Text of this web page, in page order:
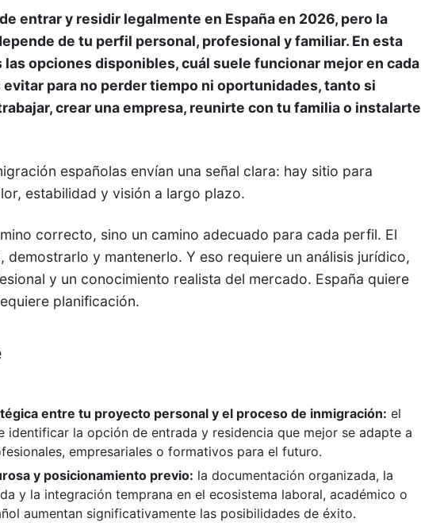
entrar y residir legalmente en España en 2026, pero la
de tu perfil personal, profesional y familiar. En esta
opciones disponibles, cuál suele funcionar mejor en cada
para no perder tiempo ni oportunidades, tanto si
crear una empresa, reunirte con tu familia o instalarte
españolas envían una señal clara: hay sitio para
estabilidad y visión a largo plazo.
correcto, sino un camino adecuado para cada perfil. El
demostrarlo y mantenerlo. Y eso requiere un análisis jurídico,
y un conocimiento realista del mercado. España quiere
planificación.
entre tu proyecto personal y el proceso de inmigración: el
identificar la opción de entrada y residencia que mejor se adapte a
empresariales o formativos para el futuro.
y posicionamiento previo: la documentación organizada, la
y la integración temprana en el ecosistema laboral, académico o
aumentan significativamente las posibilidades de éxito.